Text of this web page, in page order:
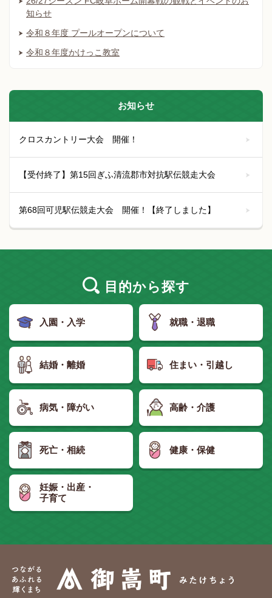
知らせ
令和８年度 プールオープンについて
令和８年度かけっこ教室
お知らせ
クロスカントリー大会 開催！
【受付終了】第15回ぎふ清流郡市対抗駅伝競走大会
第68回可児駅伝競走大会 開催！【終了しました】
目的から探す
入園・入学 就職・退職
結婚・離婚 住まい・引越し
病気・障がい 高齢・介護
死亡・相続 健康・保健
妊娠・出産・
子育て